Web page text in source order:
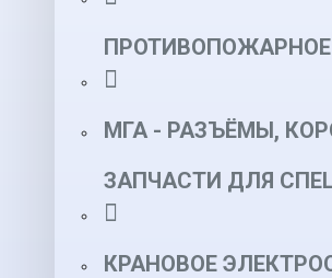
МГА - РАЗЪЁМЫ,
ЗАПЧАСТИ ДЛЯ
КРАНОВОЕ